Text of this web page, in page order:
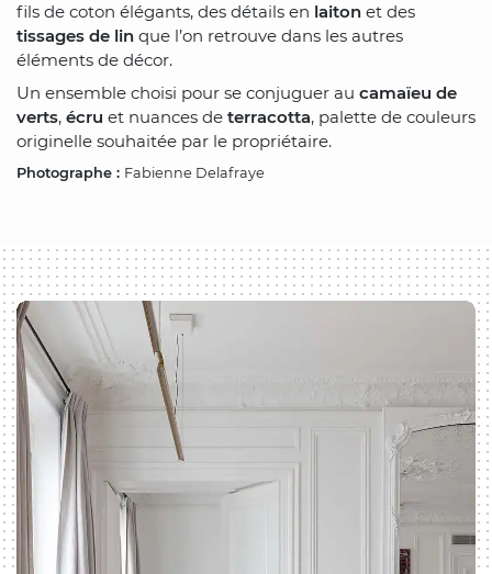
fils de coton élégants, des détails en laiton et des
tissages de lin que l’on retrouve dans les autres
éléments de décor.
Un ensemble choisi pour se conjuguer au camaïeu de
verts, écru et nuances de terracotta, palette de couleurs
originelle souhaitée par le propriétaire.
Photographe : Fabienne Delafraye